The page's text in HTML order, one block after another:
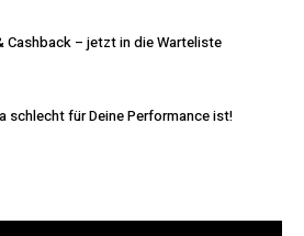
Cashback – jetzt in die Warteliste
schlecht für Deine Performance ist!